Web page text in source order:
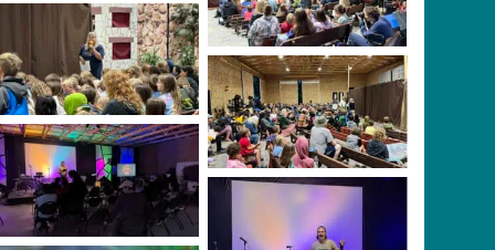
Primary Division
Primary Division
Youth Division